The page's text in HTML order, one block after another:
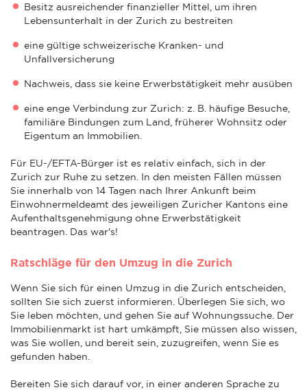
Besitz ausreichender finanzieller Mittel, um ihren
Lebensunterhalt in der Zurich zu bestreiten
eine gültige schweizerische Kranken- und
Unfallversicherung
Nachweis, dass sie keine Erwerbstätigkeit mehr ausüben
eine enge Verbindung zur Zurich: z. B. häufige Besuche,
familiäre Bindungen zum Land, früherer Wohnsitz oder
Eigentum an Immobilien.
Für EU-/EFTA-Bürger ist es relativ einfach, sich in der
Zurich zur Ruhe zu setzen. In den meisten Fällen müssen
Sie innerhalb von 14 Tagen nach Ihrer Ankunft beim
Einwohnermeldeamt des jeweiligen Zuricher Kantons eine
Aufenthaltsgenehmigung ohne Erwerbstätigkeit
beantragen. Das war's!
Ratschläge für den Umzug in die Zurich
Wenn Sie sich für einen Umzug in die Zurich entscheiden,
sollten Sie sich zuerst informieren. Überlegen Sie sich, wo
Sie leben möchten, und gehen Sie auf Wohnungssuche. Der
Immobilienmarkt ist hart umkämpft, Sie müssen also wissen,
was Sie wollen, und bereit sein, zuzugreifen, wenn Sie es
gefunden haben.
Bereiten Sie sich darauf vor, in einer anderen Sprache zu